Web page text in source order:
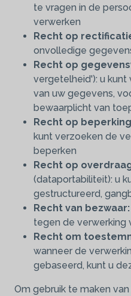
te vragen in de
verwerken
Recht op
onvolledige
Recht op
vergetelheid'): u
van uw gegevens,
bewaarplicht van
Recht op
kunt verzoeken de
beperken
Recht op
(dataportabiliteit): u
gestructureerd,
Recht van bezwaar:
tegen de verwerking
Recht om
wanneer de
gebaseerd, kunt u
Om gebruik te maken